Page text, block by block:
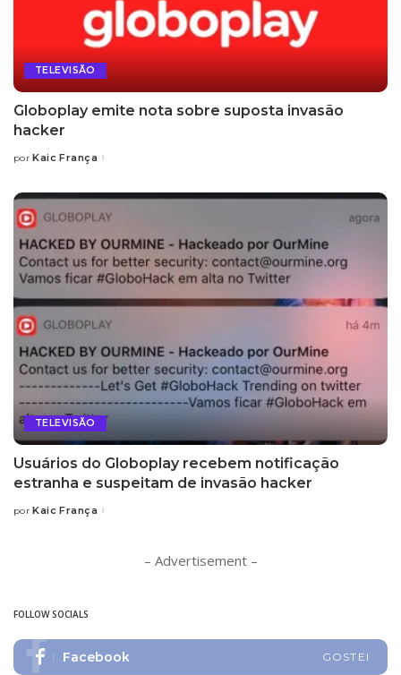
TELEVISÃO
Globoplay emite nota sobre suposta invasão
hacker
Posted
por Kaic França
TELEVISÃO
Usuários do Globoplay recebem notificação
estranha e suspeitam de invasão hacker
Posted
por Kaic França
– Advertisement –
FOLLOW SOCIALS
Facebook GOSTEI